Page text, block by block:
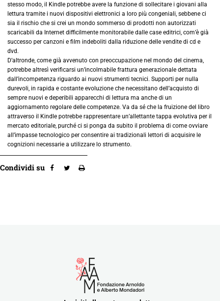
stesso modo, il Kindle potrebbe avere la funzione di sollecitare i giovani alla
lettura tramite i nuovi dispositivi elettronici a loro più congeniali, sebbene ci
sia il rischio che si crei un mondo sommerso di prodotti non autorizzati
scaricabili da Internet difficilmente monitorabile dalle case editrici, com’è già
successo per canzoni e film indeboliti dalla riduzione delle vendite di cd e
dvd.
D’altronde, come già avvenuto con preoccupazione nel mondo del cinema,
potrebbe altresì verificarsi un’incolmabile frattura generazionale dettata
dall’incompetenza riguardo ai nuovi strumenti tecnici. Supporti per nulla
durevoli, in rapida e costante evoluzione che necessitano dell’acquisto di
sempre nuovi e deperibili apparecchi di lettura ma anche di un
aggiornamento regolare delle competenze. Va da sé che la fruizione del libro
attraverso il Kindle potrebbe rappresentare un’allettante tappa evolutiva per il
mercato editoriale, purché ci si ponga da subito il problema di come ovviare
all’impasse tecnologico per consentire ai tradizionali lettori di acquisire le
cognizioni necessarie a utilizzare lo strumento.
Condividi su